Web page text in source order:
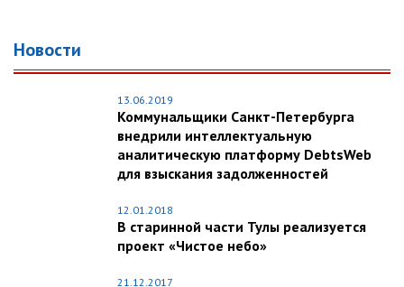
Новости
13.06.2019
Коммунальщики Санкт-Петербурга
внедрили интеллектуальную
аналитическую платформу DebtsWeb
для взыскания задолженностей
12.01.2018
В старинной части Тулы реализуется
проект «Чистое небо»
21.12.2017